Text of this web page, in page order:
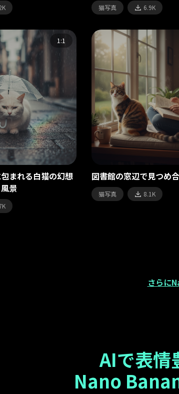
猫写真 6.9K
1:1
まれる白猫の幻想
風景
図書館の窓辺で見つめ
猫写真 8.1K
さらに
AIで表情
Nano